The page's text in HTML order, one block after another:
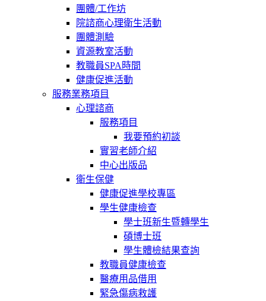
團體/工作坊
院諮商心理衛生活動
團體測驗
資源教室活動
教職員SPA時間
健康促進活動
服務業務項目
心理諮商
服務項目
我要預約初談
實習老師介紹
中心出版品
衛生保健
健康促進學校專區
學生健康檢查
學士班新生暨轉學生
碩博士班
學生體檢結果查詢
教職員健康檢查
醫療用品借用
緊急傷病救護